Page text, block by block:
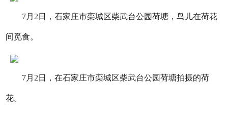
7月2日，石家庄市栾城区柴武台公园荷塘，鸟儿在荷花
间觅食。
7月2日，在石家庄市栾城区柴武台公园荷塘拍摄的荷
花。